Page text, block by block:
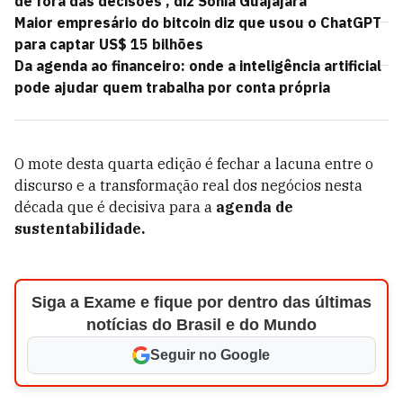
Maior empresário do bitcoin diz que usou o ChatGPT
para captar US$ 15 bilhões
Da agenda ao financeiro: onde a inteligência artificial
pode ajudar quem trabalha por conta própria
O mote desta quarta edição é fechar a lacuna entre o
discurso e a transformação real dos negócios nesta
década que é decisiva para a agenda de
sustentabilidade.
Siga a Exame e fique por dentro das últimas
notícias do Brasil e do Mundo
Seguir no Google